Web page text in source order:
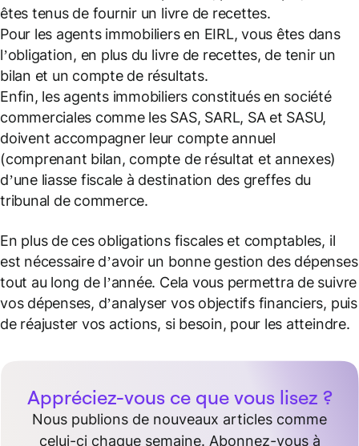
êtes tenus de fournir un livre de recettes.
Pour les agents immobiliers en EIRL, vous êtes dans
l’obligation, en plus du livre de recettes, de tenir un
bilan et un compte de résultats.
Enfin, les agents immobiliers constitués en société
commerciales comme les SAS, SARL, SA et SASU,
doivent accompagner leur compte annuel
(comprenant bilan, compte de résultat et annexes)
d’une liasse fiscale à destination des greffes du
tribunal de commerce.
En plus de ces obligations fiscales et comptables, il
est nécessaire d’avoir un bonne gestion des dépenses
tout au long de l’année. Cela vous permettra de suivre
vos dépenses, d’analyser vos objectifs financiers, puis
de réajuster vos actions, si besoin, pour les atteindre.
Appréciez-vous ce que vous lisez ?
Nous publions de nouveaux articles comme
celui-ci chaque semaine. Abonnez-vous à